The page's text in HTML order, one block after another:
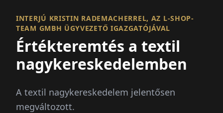
INTERJÚ KRISTIN RADEMACHERREL, AZ L-SHOP-
TEAM GMBH ÜGYVEZETŐ IGAZGATÓJÁVAL
Értékteremtés a textil
nagykereskedelemben
A textil nagykereskedelem jelentősen
megváltozott.